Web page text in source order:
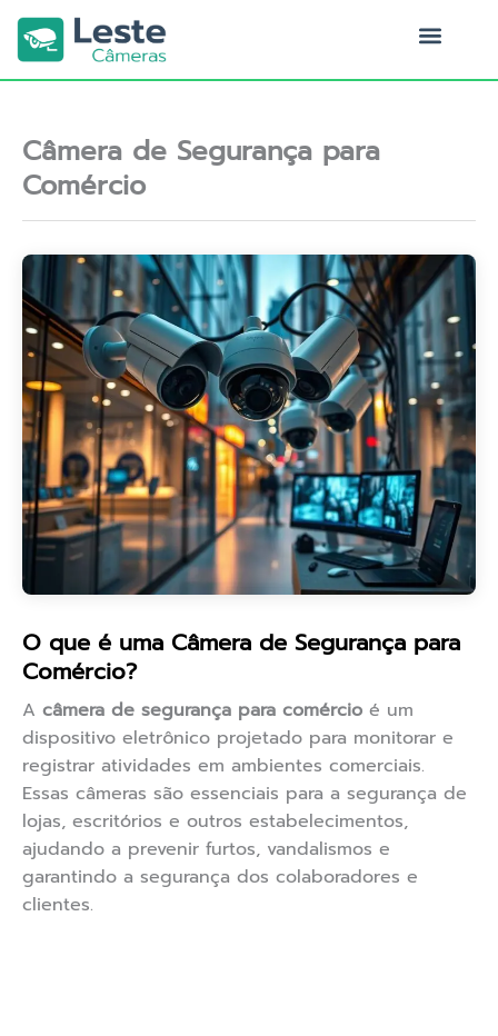
para
conteúdo
Câmera de Segurança para
Comércio
O que é uma Câmera de Segurança para
Comércio?
A câmera de segurança para comércio é um
dispositivo eletrônico projetado para monitorar e
registrar atividades em ambientes comerciais.
Essas câmeras são essenciais para a segurança de
lojas, escritórios e outros estabelecimentos,
ajudando a prevenir furtos, vandalismos e
garantindo a segurança dos colaboradores e
clientes.